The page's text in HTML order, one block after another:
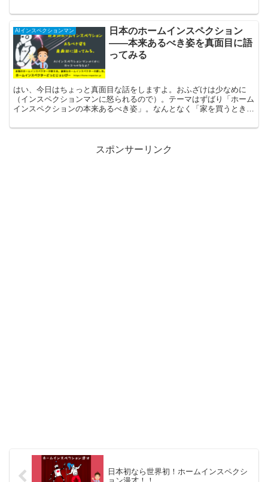
く持ち、第三者として適切なアドバイスをすることが求められます。
AIインスペクションマン
日本のホームインスペクション
——本来あるべき姿を真面目に語
ってみる
はい、今日はちょっと真面目な話をしますよ。おふざけは少なめに
（インスペクションマンに怒られるので）。テーマはずばり「ホーム
インスペクションの本来あるべき姿」。なんとなく「家を買うときに
か。それ、半分正解、半分不正解。ホームインスペクションというの
スポンサーリンク
日本初なら世界初！ホームインスペクシ